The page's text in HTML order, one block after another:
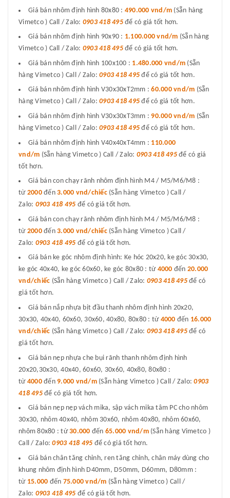
Giá bán nhôm định hình 80x80 : 490.000 vnd/m (Sẵn hàng
Vimetco ) Call / Zalo: 0903 418 495để có giá tốt hơn.
Giá bán nhôm định hình 90x90 : 1.100.000 vnd/m (Sẵn hàng
Vimetco ) Call / Zalo: 0903 418 495để có giá tốt hơn.
Giá bán nhôm định hình 100x100 : 1.480.000 vnd/m (Sẵn
hàng Vimetco ) Call / Zalo: 0903 418 495 để có giá tốt hơn.
Giá bán nhôm định hình V30x30xT2mm :60.000 vnd/m (Sẵn
hàng Vimetco ) Call / Zalo: 0903 418 495 để có giá tốt hơn.
Giá bán nhôm định hình V30x30xT3mm :90.000 vnd/m (Sẵn
hàng Vimetco ) Call / Zalo: 0903 418 495 để có giá tốt hơn.
Giá bán nhôm định hình V40x40xT4mm : 110.000
vnd/m (Sẵn hàng Vimetco ) Call / Zalo: 0903 418 495để có giá
tốt hơn.
Giá bán con chạy rãnh nhôm định hình M4 / M5/M6/M8 :
từ 2000đến 3.000 vnd/chiếc(Sẵn hàng Vimetco ) Call /
Zalo: 0903 418 495 để có giá tốt hơn.
Giá bán con chạy rãnh nhôm định hình M4 / M5/M6/M8 :
từ 2000đến 3.000 vnd/chiếc(Sẵn hàng Vimetco ) Call /
Zalo: 0903 418 495 để có giá tốt hơn.
Giá bán ke góc nhôm định hình: Ke hóc 20x20, ke góc 30x30,
ke góc 40x40, ke góc 60x60, ke góc 80x80 : từ 4000 đến 20.000
vnd/chiếc (Sẵn hàng Vimetco ) Call / Zalo: 0903 418 495để có
giá tốt hơn.
Giá bán nắp nhựa bịt đầu thanh nhôm định hình 20x20,
30x30, 40x40, 60x60, 30x60, 40x80, 80x80 : từ 4000 đến 16.000
vnd/chiếc (Sẵn hàng Vimetco ) Call / Zalo: 0903 418 495để có
giá tốt hơn.
Giá bán nẹp nhựa che bụi rãnh thanh nhôm định hình
20x20,30x30, 40x40, 60x60, 30x60, 40x80, 80x80 :
từ 4000đến 9.000 vnd/m(Sẵn hàng Vimetco ) Call / Zalo:0903
418 495để có giá tốt hơn.
Giá bán nẹp nẹp vách mika, sập vách mika tâm PC cho nhôm
30x30, nhôm 40x40, nhôm 30x60, nhôm 40x80, nhôm 60x60,
nhôm 80x80 : từ30.000 đến 65.000 vnd/m(Sẵn hàng Vimetco )
Call / Zalo:0903 418 495 để có giá tốt hơn.
Giá bán chân tăng chỉnh, ren tăng chỉnh, chân máy dùng cho
khung nhôm định hình D40mm, D50mm, D60mm, D80mm :
từ 15.000 đến 75.000 vnd/m (Sẵn hàng Vimetco ) Call /
Zalo: 0903 418 495 để có giá tốt hơn.